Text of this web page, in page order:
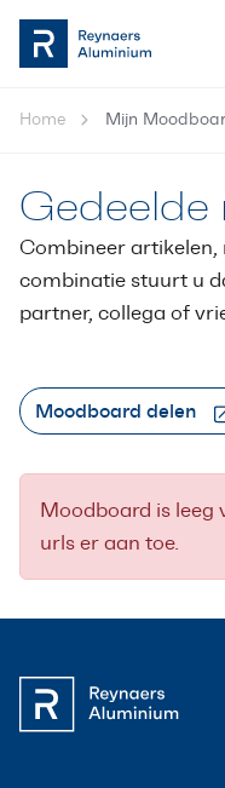
Home Mijn
Combineer artikelen,
combinatie stuurt u
partner, collega of
Moodboard delen
Moodboard is leeg
urls er aan toe.